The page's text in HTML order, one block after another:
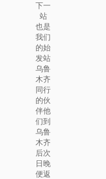
下一
站
也是
我们
的始
发站
乌鲁
木齐
同行
的伙
伴他
们到
乌鲁
木齐
后次
日晚
便返